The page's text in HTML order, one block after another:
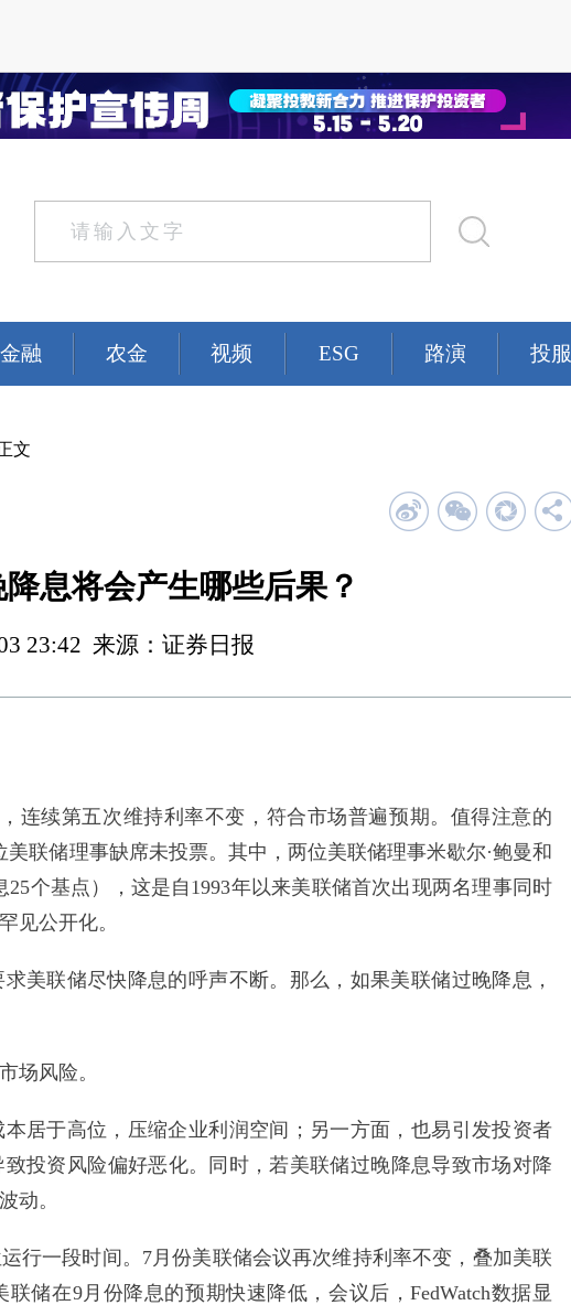
金融 农金 视频 ESG 路演 投服
文
息将会产生哪些后果？
23:42 来源：证券日报
续第五次维持利率不变，符合市场普遍预期。值得注意的
联储理事缺席未投票。其中，两位美联储理事米歇尔·鲍曼和
个基点），这是自1993年以来美联储首次出现两名理事同时
见公开化。
联储尽快降息的呼声不断。那么，如果美联储过晚降息，
风险。
于高位，压缩企业利润空间；另一方面，也易引发投资者
投资风险偏好恶化。同时，若美联储过晚降息导致市场对降
动。
一段时间。7月份美联储会议再次维持利率不变，叠加美联
储在9月份降息的预期快速降低，会议后，FedWatch数据显